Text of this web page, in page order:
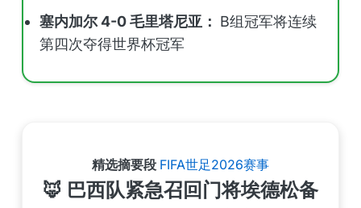
塞内加尔 4-0 毛里塔尼亚： B组冠军将连续
第四次夺得世界杯冠军
精选摘要段 FIFA世足2026赛事
🦊 巴西队紧急召回门将埃德松备